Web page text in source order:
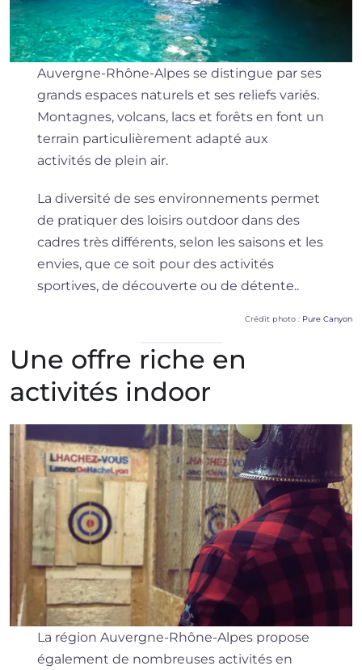
Auvergne-Rhône-Alpes se distingue par ses
grands espaces naturels et ses reliefs variés.
Montagnes, volcans, lacs et forêts en font un
terrain particulièrement adapté aux
activités de plein air.
La diversité de ses environnements permet
de pratiquer des loisirs outdoor dans des
cadres très différents, selon les saisons et les
envies, que ce soit pour des activités
sportives, de découverte ou de détente..
Crédit photo : Pure Canyon
Une offre riche en
activités indoor
La région Auvergne-Rhône-Alpes propose
également de nombreuses activités en